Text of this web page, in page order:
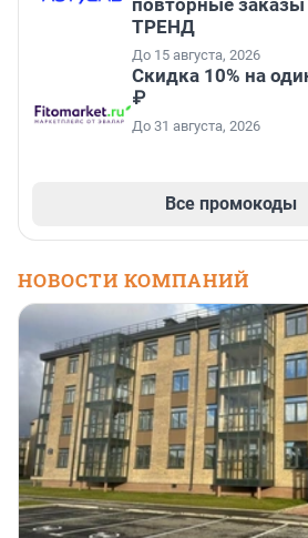
ТРЕНД
До 15 августа, 2026
Скидка 10% на
₽
До 31 августа, 2026
Все промокоды
НОВОСТИ КОМПАНИЙ